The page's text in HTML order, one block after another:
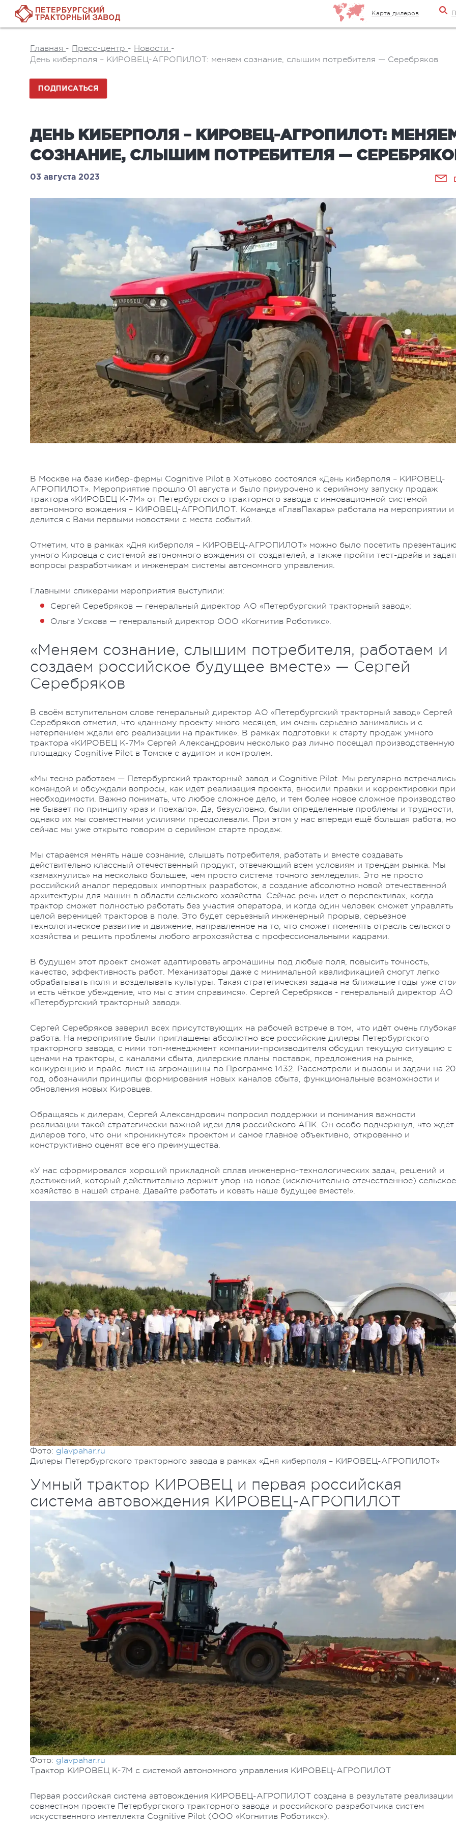
Карта дилеров
Главная - Пресс-центр - Новости -
День киберполя – КИРОВЕЦ-АГРОПИЛОТ: меняем сознание, слышим потребителя — Серебряков
ПОДПИСАТЬСЯ
ДЕНЬ КИБЕРПОЛЯ – КИРОВЕЦ-АГРОПИЛОТ:
СОЗНАНИЕ, СЛЫШИМ ПОТРЕБИТЕЛЯ —
03 августа 2023
В Москве на базе кибер-фермы Cognitive Pilot в Хотьково состоялся «День киберполя – КИРОВЕЦ-
АГРОПИЛОТ». Мероприятие прошло 01 августа и было приурочено к серийному запуску продаж
трактора «КИРОВЕЦ К-7М» от Петербургского тракторного завода с инновационной системой
автономного вождения – КИРОВЕЦ-АГРОПИЛОТ. Команда «ГлавПахарь» работала на мероприятии и
делится с Вами первыми новостями с места событий.
Отметим, что в рамках «Дня киберполя – КИРОВЕЦ-АГРОПИЛОТ» можно было посетить
умного Кировца с системой автономного вождения от создателей, а также пройти тест-драйв и
вопросы разработчикам и инженерам системы автономного управления.
Главными спикерами мероприятия выступили:
Сергей Серебряков — генеральный директор АО «Петербургский тракторный завод»;
Ольга Ускова — генеральный директор ООО «Когнитив Роботикс».
«Меняем сознание, слышим потребителя, работаем и
создаем российское будущее вместе» — Сергей
Серебряков
В своём вступительном слове генеральный директор АО «Петербургский тракторный завод» Сергей
Серебряков отметил, что «данному проекту много месяцев, им очень серьезно занимались и с
нетерпением ждали его реализации на практике». В рамках подготовки к старту продаж умного
трактора «КИРОВЕЦ К-7М» Сергей Александрович несколько раз лично посещал производственную
площадку Cognitive Pilot в Томске с аудитом и контролем.
«Мы тесно работаем — Петербургский тракторный завод и Cognitive Pilot. Мы регулярно
командой и обсуждали вопросы, как идёт реализация проекта, вносили правки и корректировки при
необходимости. Важно понимать, что любое сложное дело, и тем более новое сложное
не бывает по принципу «раз и поехало». Да, безусловно, были определенные проблемы и трудности,
однако их мы совместными усилиями преодолевали. При этом у нас впереди ещё большая работа, но
сейчас мы уже открыто говорим о серийном старте продаж.
Мы стараемся менять наше сознание, слышать потребителя, работать и вместе создавать
действительно классный отечественный продукт, отвечающий всем условиям и трендам рынка. Мы
«замахнулись» на несколько большее, чем просто система точного земледелия. Это не просто
российский аналог передовых импортных разработок, а создание абсолютно новой отечественной
архитектуры для машин в области сельского хозяйства. Сейчас речь идет о перспективах, когда
трактор сможет полностью работать без участия оператора, и когда один человек сможет управлять
целой вереницей тракторов в поле. Это будет серьезный инженерный прорыв, серьезное
технологическое развитие и движение, направленное на то, что сможет поменять отрасль сельского
хозяйства и решить проблемы любого агрохозяйства с профессиональными кадрами.
В будущем этот проект сможет адаптировать агромашины под любые поля, повысить точность,
качество, эффективность работ. Механизаторы даже с минимальной квалификацией смогут легко
обрабатывать поля и возделывать культуры. Такая стратегическая задача на ближашие годы уже
и есть чёткое убеждение, что мы с этим справимся». Сергей Серебряков - генеральный директор АО
«Петербургский тракторный завод».
Сергей Серебряков заверил всех присутствующих на рабочей встрече в том, что идёт очень
работа. На мероприятие были приглашены абсолютно все российские дилеры Петербургского
тракторного завода, с ними топ-менеджмент компании-производителя обсудил текущую ситуацию с
ценами на тракторы, с каналами сбыта, дилерские планы поставок, предложения на рынке,
конкуренцию и прайс-лист на агромашины по Программе 1432. Рассмотрели и вызовы и задачи на
год, обозначили принципы формирования новых каналов сбыта, функциональные возможности и
обновления новых Кировцев.
Обращаясь к дилерам, Сергей Александрович попросил поддержки и понимания важности
реализации такой стратегически важной идеи для российского АПК. Он особо подчеркнул, что ждёт
дилеров того, что они «проникнутся» проектом и самое главное объективно, откровенно и
конструктивно оценят все его преимущества.
«У нас сформировался хороший прикладной сплав инженерно-технологических задач, решений и
достижений, который действительно держит упор на новое (исключительно отечественное) сельское
хозяйство в нашей стране. Давайте работать и ковать наше будущее вместе!».
Фото: glavpahar.ru
Дилеры Петербургского тракторного завода в рамках «Дня киберполя – КИРОВЕЦ-АГРОПИЛОТ»
Умный трактор КИРОВЕЦ и первая российская
система автовождения КИРОВЕЦ-АГРОПИЛОТ
Фото: glavpahar.ru
Трактор КИРОВЕЦ К-7М с системой автономного управления КИРОВЕЦ-АГРОПИЛОТ
Первая российская система автовождения КИРОВЕЦ-АГРОПИЛОТ создана в результате реализации
совместном проекте Петербургского тракторного завода и российского разработчика систем
искусственного интеллекта Cognitive Pilot (ООО «Когнитив Роботикс»).